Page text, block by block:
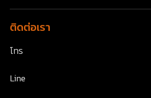
ติดต่อเรา
โทร
Line